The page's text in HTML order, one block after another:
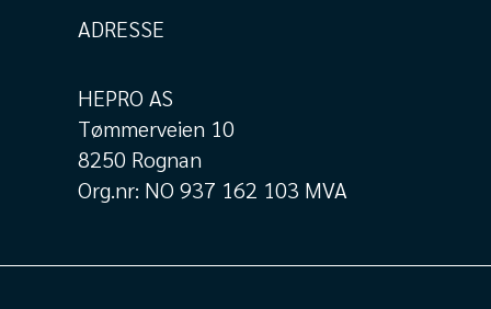
ADRESSE
HEPRO AS
Tømmerveien 10
8250 Rognan
Org.nr: NO 937 162 103 MVA